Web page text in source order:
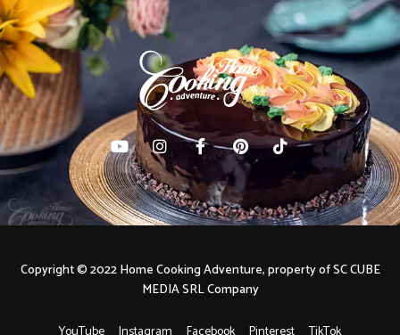
Copyright © 2022 Home Cooking Adventure, property of SC CUBE
MEDIA SRL Company